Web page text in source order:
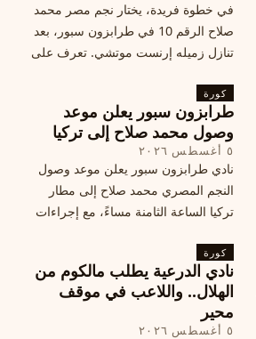
في خطوة فريدة، يختار نجم مصر محمد
صلاح الرقم 10 في طرابزون سبور، بعد
تنازل زميله إرنست موتشي. تعرف على
كورة
طرابزون سبور يعلن موعد
وصول محمد صلاح إلى تركيا
٥ أغسطس ٢٠٢٦
نادي طرابزون سبور يعلن موعد وصول
النجم المصري محمد صلاح إلى مطار
تركيا الساعة الثامنة مساءً، مع إجراءات
جديد ومكافآت مالية.
كورة
نادي الدرعية يطلب مالكوم من
الهلال.. واللاعب في موقف
محير
٥ أغسطس ٢٠٢٦